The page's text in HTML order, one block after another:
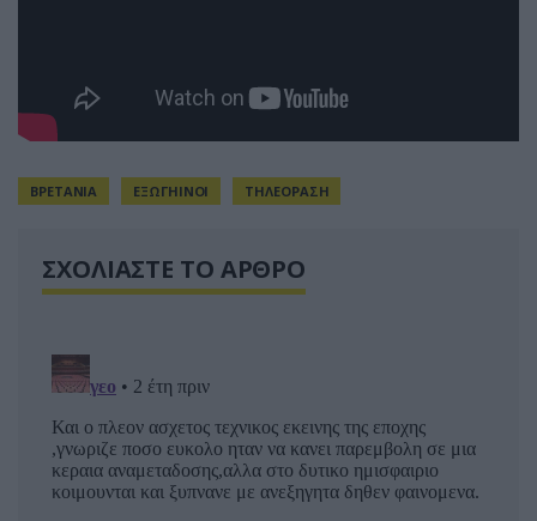
ΒΡΕΤΑΝΙΑ ΕΞΩΓΗΙΝΟΙ ΤΗΛΕΟΡΑΣΗ
ΣΧΟΛΙΑΣΤΕ ΤΟ ΑΡΘΡΟ